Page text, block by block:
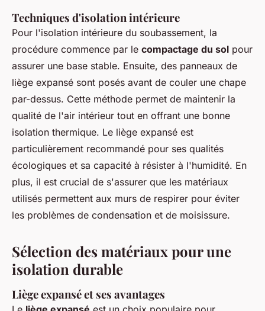
Techniques d'isolation intérieure
Pour l'isolation intérieure du soubassement, la
procédure commence par le compactage du sol pour
assurer une base stable. Ensuite, des panneaux de
liège expansé sont posés avant de couler une chape
par-dessus. Cette méthode permet de maintenir la
qualité de l'air intérieur tout en offrant une bonne
isolation thermique. Le liège expansé est
particulièrement recommandé pour ses qualités
écologiques et sa capacité à résister à l'humidité. En
plus, il est crucial de s'assurer que les matériaux
utilisés permettent aux murs de respirer pour éviter
les problèmes de condensation et de moisissure.
Sélection des matériaux pour une
isolation durable
Liège expansé et ses avantages